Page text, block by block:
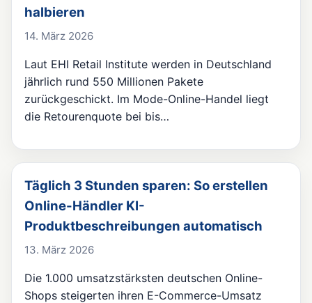
halbieren
14. März 2026
Laut EHI Retail Institute werden in Deutschland
jährlich rund 550 Millionen Pakete
zurückgeschickt. Im Mode-Online-Handel liegt
die Retourenquote bei bis…
Täglich 3 Stunden sparen: So erstellen
Online-Händler KI-
Produktbeschreibungen automatisch
13. März 2026
Die 1.000 umsatzstärksten deutschen Online-
Shops steigerten ihren E-Commerce-Umsatz